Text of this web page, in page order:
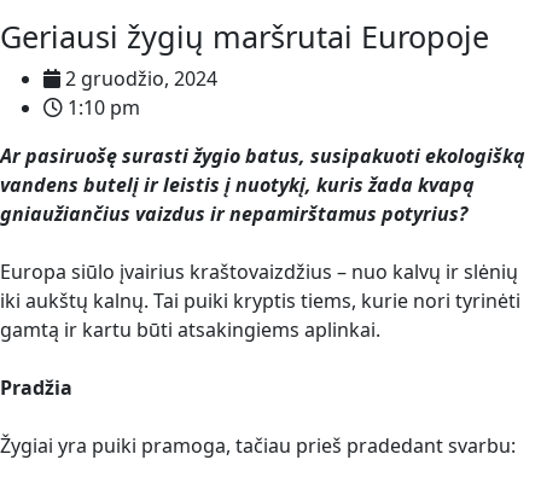
Geriausi žygių maršrutai Europoje
2 gruodžio, 2024
1:10 pm
Ar pasiruošę surasti žygio batus, susipakuoti ekologišką
vandens butelį ir leistis į nuotykį, kuris žada kvapą
gniaužiančius vaizdus ir nepamirštamus potyrius?
Europa siūlo įvairius kraštovaizdžius – nuo kalvų ir slėnių
iki aukštų kalnų. Tai puiki kryptis tiems, kurie nori tyrinėti
gamtą ir kartu būti atsakingiems aplinkai.
Pradžia
Žygiai yra puiki pramoga, tačiau prieš pradedant svarbu: